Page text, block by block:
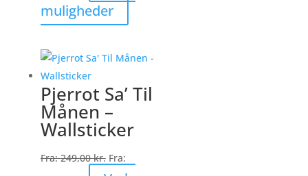
muligheder
vare
flere
vælges
varesiden
Pjerrot Sa’ Til
Månen –
Wallsticker
Fra:249,00kr. Fra: